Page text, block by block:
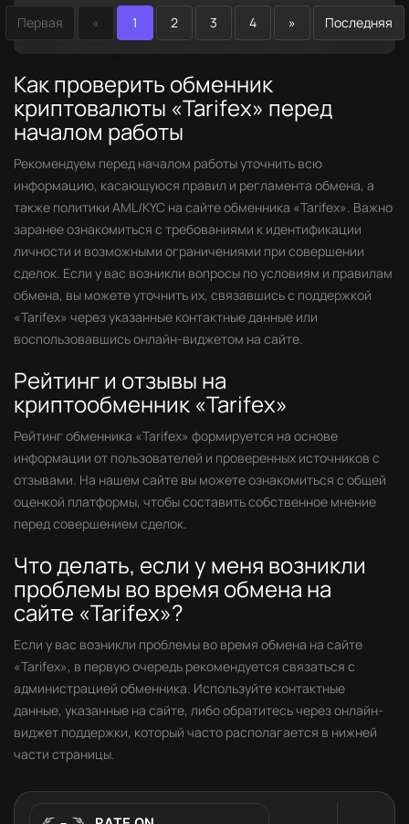
Первая « 1 2 3 4 » Последняя
Как проверить обменник
криптовалюты «Tarifex» перед
началом работы
Рекомендуем перед началом работы уточнить всю
информацию, касающуюся правил и регламента обмена, а
также политики AML/KYC на сайте обменника «Tarifex». Важно
заранее ознакомиться с требованиями к идентификации
личности и возможными ограничениями при совершении
сделок. Если у вас возникли вопросы по условиям и правилам
обмена, вы можете уточнить их, связавшись с поддержкой
«Tarifex» через указанные контактные данные или
воспользовавшись онлайн-виджетом на сайте.
Рейтинг и отзывы на
криптообменник «Tarifex»
Рейтинг обменника «Tarifex» формируется на основе
информации от пользователей и проверенных источников с
отзывами. На нашем сайте вы можете ознакомиться с общей
оценкой платформы, чтобы составить собственное мнение
перед совершением сделок.
Что делать, если у меня возникли
проблемы во время обмена на
сайте «Tarifex»?
Если у вас возникли проблемы во время обмена на сайте
«Tarifex», в первую очередь рекомендуется связаться с
администрацией обменника. Используйте контактные
данные, указанные на сайте, либо обратитесь через онлайн-
виджет поддержки, который часто располагается в нижней
части страницы.